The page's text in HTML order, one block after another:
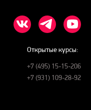
Открытые курсы:
+7 (495) 15-15-206
+7 (931) 109-28-92